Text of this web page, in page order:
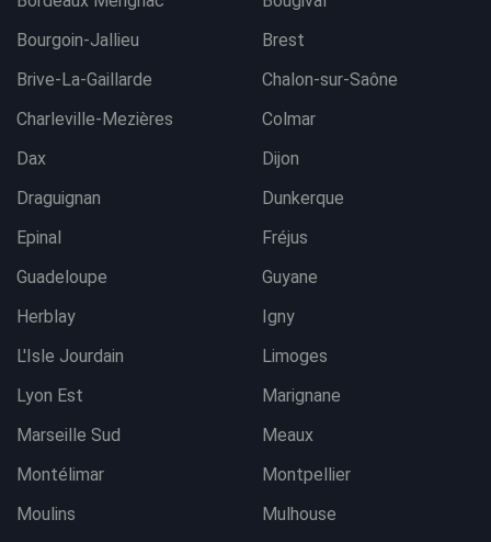
Bourgoin-Jallieu
Brest
Brive-La-Gaillarde
Chalon-sur-Saône
Charleville-Mezières
Colmar
Dax
Dijon
Draguignan
Dunkerque
Epinal
Fréjus
Guadeloupe
Guyane
Herblay
Igny
L'Isle Jourdain
Limoges
Lyon Est
Marignane
Marseille Sud
Meaux
Montélimar
Montpellier
Moulins
Mulhouse